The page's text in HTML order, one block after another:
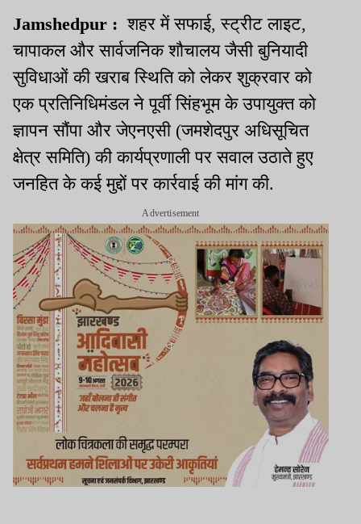
Jamshedpur : शहर में सफाई, स्ट्रीट लाइट,
चापाकल और सार्वजनिक शौचालय जैसी बुनियादी
सुविधाओं की खराब स्थिति को लेकर शुक्रवार को
एक प्रतिनिधिमंडल ने पूर्वी सिंहभूम के उपायुक्त को
ज्ञापन सौंपा और जेएनएसी (जमशेदपुर अधिसूचित
क्षेत्र समिति) की कार्यप्रणाली पर सवाल उठाते हुए
जनहित के कई मुद्दों पर कार्रवाई की मांग की.
Advertisement